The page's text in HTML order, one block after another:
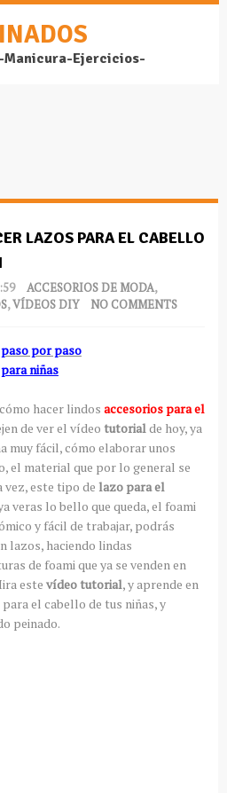
Ejercicios-
LAZOS PARA EL CABELLO
ACCESORIOS DE MODA,
,VÍDEOS DIY NO COMMENTS
por paso
niñas
hacer lindos accesorios para el
de ver el vídeo tutorialde hoy, ya
muy fácil, cómo elaborar unos
el material que por lo general se
vez, este tipo de lazo para el
veras lo bello que queda, el foami
y fácil de trabajar, podrás
lazos, haciendo lindas
de foami que ya se venden en
este vídeo tutorial, y aprende en
el cabello de tus niñas, y
peinado.